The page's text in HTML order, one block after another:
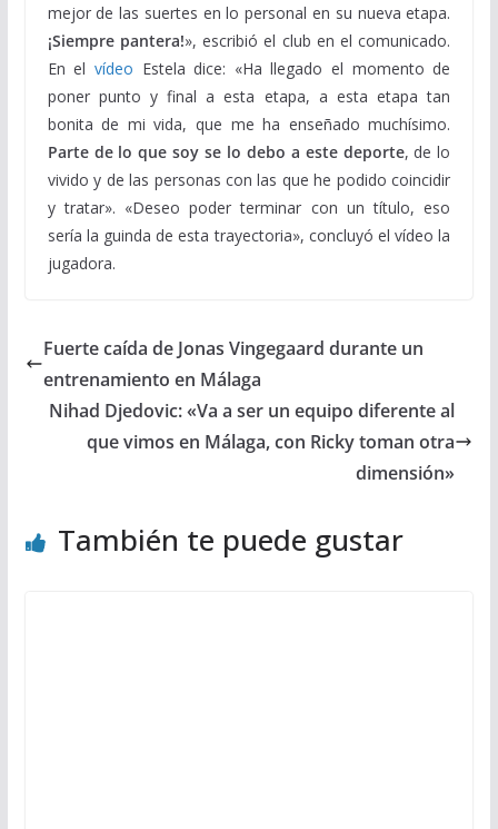
mejor de las suertes en lo personal en su nueva etapa.
¡Siempre pantera!», escribió el club en el comunicado.
En el vídeo Estela dice: «Ha llegado el momento de
poner punto y final a esta etapa, a esta etapa tan
bonita de mi vida, que me ha enseñado muchísimo.
Parte de lo que soy se lo debo a este deporte, de lo
vivido y de las personas con las que he podido coincidir
y tratar». «Deseo poder terminar con un título, eso
sería la guinda de esta trayectoria», concluyó el vídeo la
jugadora.
Fuerte caída de Jonas Vingegaard durante un
entrenamiento en Málaga
Nihad Djedovic: «Va a ser un equipo diferente al
que vimos en Málaga, con Ricky toman otra
dimensión»
También te puede gustar